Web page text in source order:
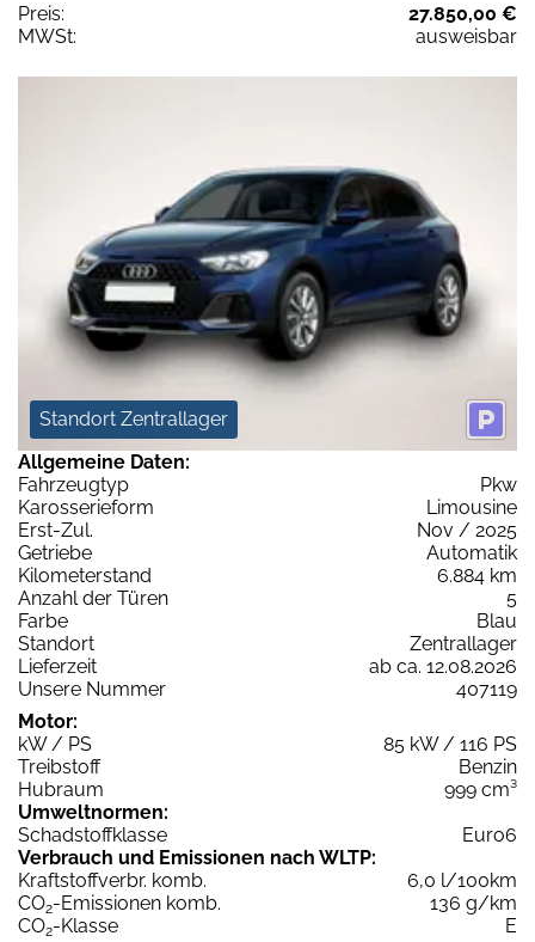
Preis:
27.850,00 €
MWSt:
ausweisbar
Standort Zentrallager
Allgemeine Daten:
Fahrzeugtyp
Pkw
Karosserieform
Limousine
Erst-Zul.
Nov / 2025
Getriebe
Automatik
Kilometerstand
6.884 km
Anzahl der Türen
5
Farbe
Blau
Standort
Zentrallager
Lieferzeit
ab ca. 12.08.2026
Unsere Nummer
407119
Motor:
kW / PS
85 kW / 116 PS
Treibstoff
Benzin
Hubraum
999 cm³
Umweltnormen:
Schadstoffklasse
Euro6
Verbrauch und Emissionen nach WLTP:
Kraftstoffverbr. komb.
6,0 l/100km
CO2-Emissionen komb.
136 g/km
CO2-Klasse
E